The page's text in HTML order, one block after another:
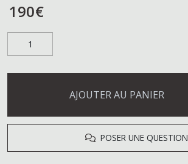
190€
AJOUTER AU PANIER
POSER UNE QUESTION